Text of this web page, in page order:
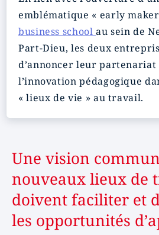
emblématique « early
business schoolau sein de
Part-Dieu, les deux
d’annoncer leur partenariat
l’innovation pédagogique
« lieux de vie » au travail.
Une vision
nouveaux lieux de
doivent faciliter et
les opportunités